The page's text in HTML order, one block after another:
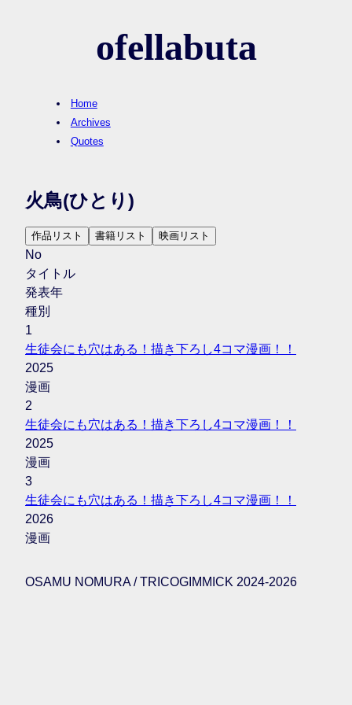
ofellabuta
Home
Archives
Quotes
火鳥(ひとり)
作品リスト 書籍リスト 映画リスト
No
タイトル
発表年
種別
1
生徒会にも穴はある！描き下ろし4コマ漫画！！
2025
漫画
2
生徒会にも穴はある！描き下ろし4コマ漫画！！
2025
漫画
3
生徒会にも穴はある！描き下ろし4コマ漫画！！
2026
漫画
OSAMU NOMURA / TRICOGIMMICK 2024-2026